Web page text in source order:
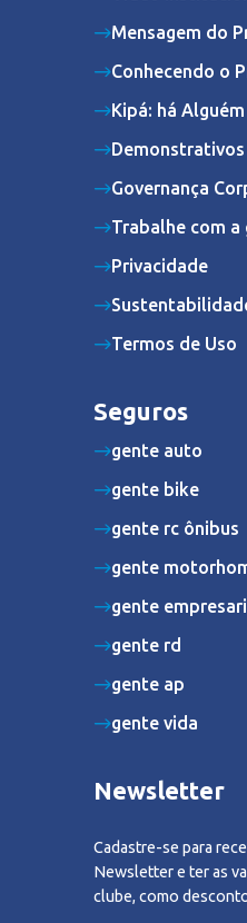
Mensagem do
Conhecendo o
Kipá: há
Governança
Trabalhe com a
Privacidade
Termos de Uso
Seguros
gente auto
gente bike
gente rc ônibus
gente
gente
gente rd
gente ap
gente vida
Newsletter
Cadastre-se para
Newsletter e ter as
clube, como